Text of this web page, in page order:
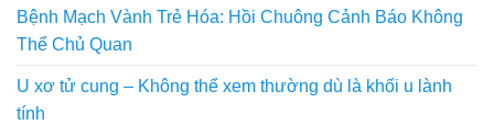
Bệnh Mạch Vành Trẻ Hóa: Hồi Chuông Cảnh Báo Không
Thể Chủ Quan
U xơ tử cung – Không thể xem thường dù là khối u lành
tính